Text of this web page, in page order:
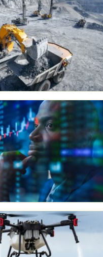
記事をお気に入りに保
ログインが必要で
ログイン